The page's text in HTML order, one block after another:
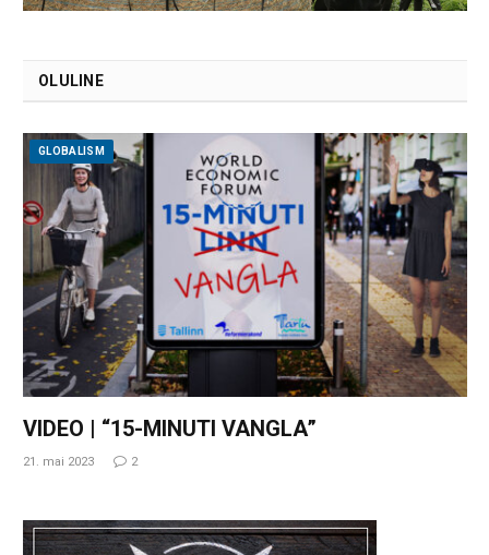
OLULINE
GLOBALISM
VIDEO | “15-MINUTI VANGLA”
21. mai 2023 2